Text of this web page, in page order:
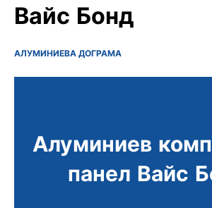
Вайс Бонд
АЛУМИНИЕВА ДОГРАМА
Алуминиев
панел Вайс